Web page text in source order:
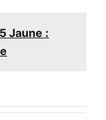
Jaune :